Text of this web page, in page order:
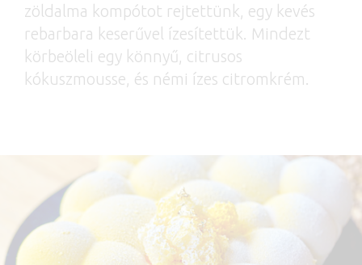
zöldalma kompótot rejtettünk, egy kevés
rebarbara keserűvel ízesítettük. Mindezt
körbeöleli egy könnyű, citrusos
kókuszmousse, és némi ízes citromkrém.